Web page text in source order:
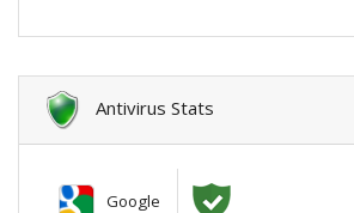
Antivirus Stats
Google